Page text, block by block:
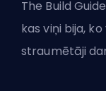
The Build
kas viņi bija,
straumētāji